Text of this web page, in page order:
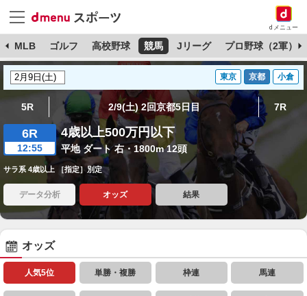
dメニュー
MLB ゴルフ 高校野球 競馬 Jリーグ プロ野球（2軍）
東京 京都 小倉
5R 2/9(土) 2回京都5日目 7R
6R
12:55
4歳以上500万円以下
平地 ダート 右・1800m 12頭
サラ系 4歳以上 ［指定］別定
データ分析 オッズ 結果
オッズ
人気5位 単勝・複勝 枠連 馬連